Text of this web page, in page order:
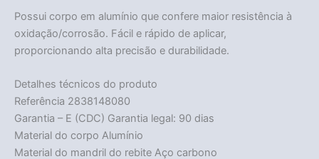
Possui corpo em alumínio que confere maior resistência à
oxidação/corrosão. Fácil e rápido de aplicar,
proporcionando alta precisão e durabilidade.
Detalhes técnicos do produto
Referência 2838148080
Garantia – E (CDC) Garantia legal: 90 dias
Material do corpo Alumínio
Material do mandril do rebite Aço carbono